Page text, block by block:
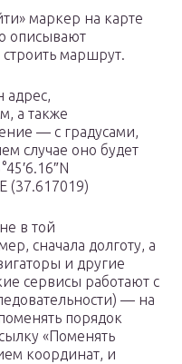
маркер на карте
описывают
маршрут.
адрес,
а также
— с градусами,
случае оно будет
(37.617019)
в той
сначала долготу, а
и другие
сервисы работают с
— на
порядок
«Поменять
координат, и